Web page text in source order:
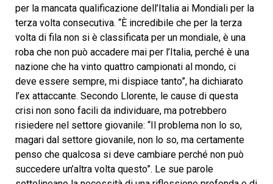
per la mancata qualificazione dell’Italia ai Mondiali per la
terza volta consecutiva. “È incredibile che per la terza
volta di fila non si è classificata per un mondiale, è una
roba che non può accadere mai per l’Italia, perché è una
nazione che ha vinto quattro campionati al mondo, ci
deve essere sempre, mi dispiace tanto”, ha dichiarato
l’ex attaccante. Secondo Llorente, le cause di questa
crisi non sono facili da individuare, ma potrebbero
risiedere nel settore giovanile: “Il problema non lo so,
magari dal settore giovanile, non lo so, ma certamente
penso che qualcosa si deve cambiare perché non può
succedere un’altra volta questo”. Le sue parole